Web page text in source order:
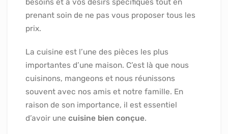
besoins et à vos désirs spécifiques tout en
prenant soin de ne pas vous proposer tous les
prix.
La cuisine est l’une des pièces les plus
importantes d’une maison. C’est là que nous
cuisinons, mangeons et nous réunissons
souvent avec nos amis et notre famille. En
raison de son importance, il est essentiel
d’avoir une cuisine bien conçue.